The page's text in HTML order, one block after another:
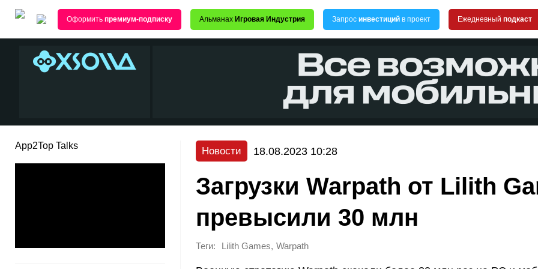
Оформить премиум-подписку Альманах Игровая Индустрия Запрос инвестиций в проект Ежедневный подкаст
App2Top Talks Новости 18.08.2023 10:28
Загрузки Warpath от Lilith
превысили 30 млн
Теги: Lilith Games, Warpath